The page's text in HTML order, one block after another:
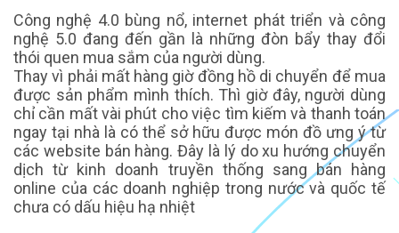
Công nghệ 4.0 bùng nổ, internet phát triển và công
nghệ 5.0 đang đến gần là những đòn bẩy thay đổi
thói quen mua sắm của người dùng.
Thay vì phải mất hàng giờ đồng hồ di chuyển để mua
được sản phẩm mình thích. Thì giờ đây, người dùng
chỉ cần mất vài phút cho việc tìm kiếm và thanh toán
ngay tại nhà là có thể sở hữu được món đồ ưng ý từ
các website bán hàng. Đây là lý do xu hướng chuyển
dịch từ kinh doanh truyền thống sang bán hàng
online của các doanh nghiệp trong nước và quốc tế
chưa có dấu hiệu hạ nhiệt